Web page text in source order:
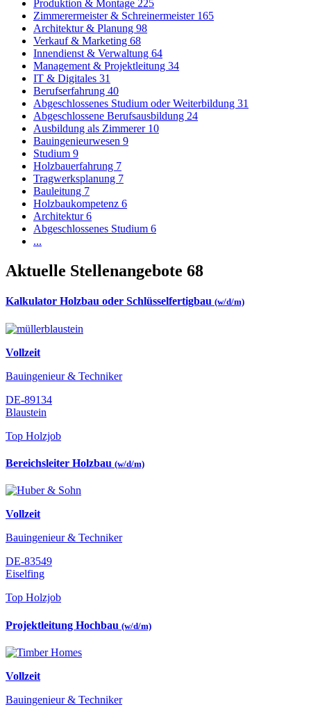
Produktion & Montage 225
Zimmerermeister & Schreinermeister 165
Architektur & Planung 98
Verkauf & Marketing 68
Innendienst & Verwaltung 64
Management & Projektleitung 34
IT & Digitales 31
Berufserfahrung 40
Abgeschlossenes Studium oder Weiterbildung 31
Abgeschlossene Berufsausbildung 24
Ausbildung als Zimmerer 10
Bauingenieurwesen 9
Studium 9
Holzbauerfahrung 7
Tragwerksplanung 7
Bauleitung 7
Holzbaukompetenz 6
Architektur6
Abgeschlossenes Studium 6
...
Aktuelle Stellenangebote 68
Kalkulator Holzbau oder Schlüsselfertigbau (w/d/m)
Vollzeit
Bauingenieur & Techniker
DE-89134
Blaustein
Top Holzjob
Bereichsleiter Holzbau (w/d/m)
Vollzeit
Bauingenieur & Techniker
DE-83549
Eiselfing
Top Holzjob
Projektleitung Hochbau (w/d/m)
Vollzeit
Bauingenieur & Techniker